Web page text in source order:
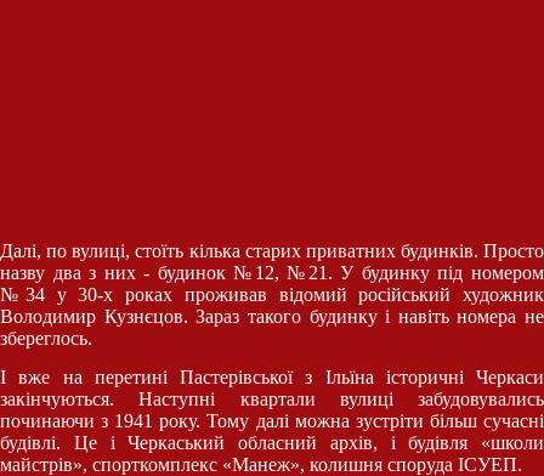
Далі, по вулиці, стоїть кілька старих приватних будинків. Просто
назву два з них - будинок №12, №21. У будинку під номером
№34 у 30-х роках проживав відомий російський художник
Володимир Кузнєцов. Зараз такого будинку і навіть номера не
збереглось.
І вже на перетині Пастерівської з Ільїна історичні Черкаси
закінчуються. Наступні квартали вулиці забудовувались
починаючи з 1941 року. Тому далі можна зустріти більш сучасні
будівлі. Це і Черкаський обласний архів, і будівля «школи
майстрів», спорткомплекс «Манеж», колишня споруда ІСУЕП.